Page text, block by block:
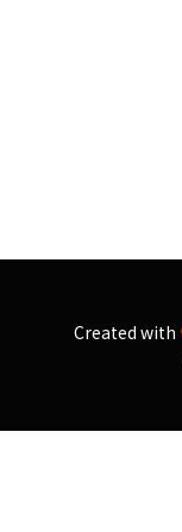
Created with